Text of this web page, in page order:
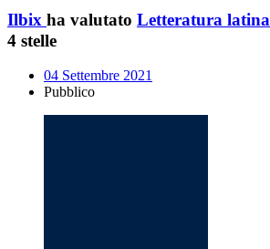
Ilbix ha valutato Letteratura latina
4 stelle
04 Settembre 2021
Pubblico